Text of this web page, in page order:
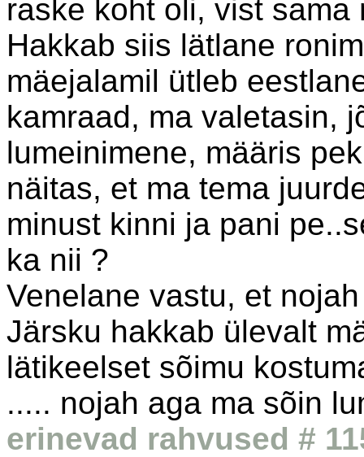
raske koht oli, vist sama
Hakkab siis lätlane
mäejalamil ütleb
kamraad, ma valetasin,
lumeinimene, määris
näitas, et ma tema
minust kinni ja pani
ka nii ?
Venelane vastu, et
Järsku hakkab ülevalt
lätikeelset sõimu
..... nojah aga ma sõin
erinevad rahvused #